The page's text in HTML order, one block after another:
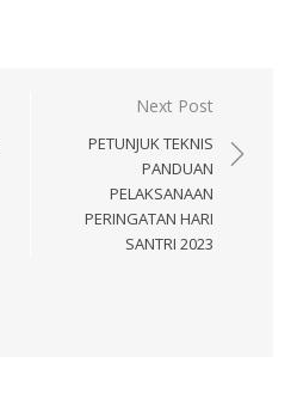
Next Post
PETUNJUK TEKNIS
PANDUAN
PELAKSANAAN
PERINGATAN HARI
SANTRI 2023